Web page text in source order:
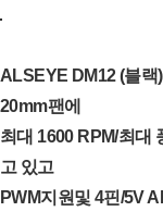
ALSEYE DM12 (블랙
20mm팬에
최대 1600 RPM/최대
고 있고
PWM지원및 4핀/5V